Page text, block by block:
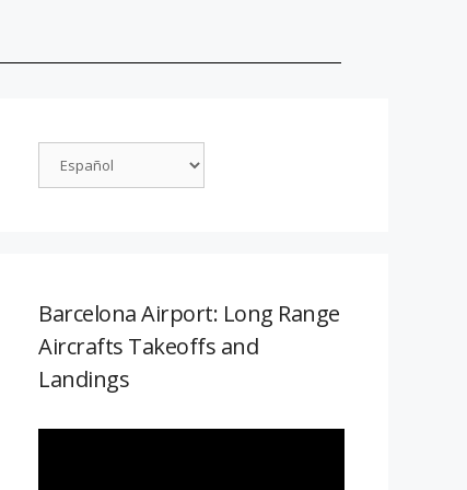
Barcelona Airport: Long Range
Aircrafts Takeoffs and
Landings